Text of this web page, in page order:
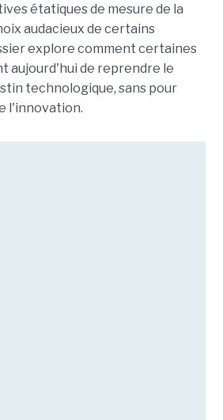
étatiques de mesure de la
audacieux de certains
explore comment certaines
aujourd'hui de reprendre le
technologique, sans pour
l'innovation.